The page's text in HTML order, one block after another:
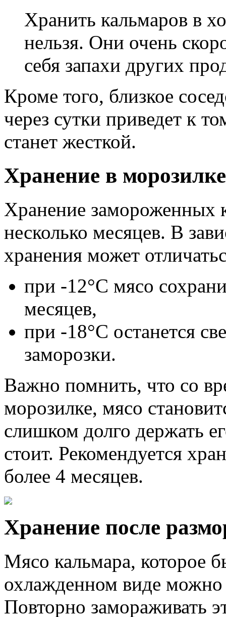
Хранить кальмаров в
нельзя. Они очень
себя запахи других
Кроме того, близкое
через сутки приведет к
станет жесткой.
Хранение в морозилке
Хранение замороженных
несколько месяцев. В
хранения может
при -12°С мясо
месяцев,
при -18°С останется
заморозки.
Важно помнить, что со
морозилке, мясо
слишком долго держать
стоит. Рекомендуется
более 4 месяцев.
Хранение после
Мясо кальмара, которое
охлажденном виде можно
Повторно замораживать